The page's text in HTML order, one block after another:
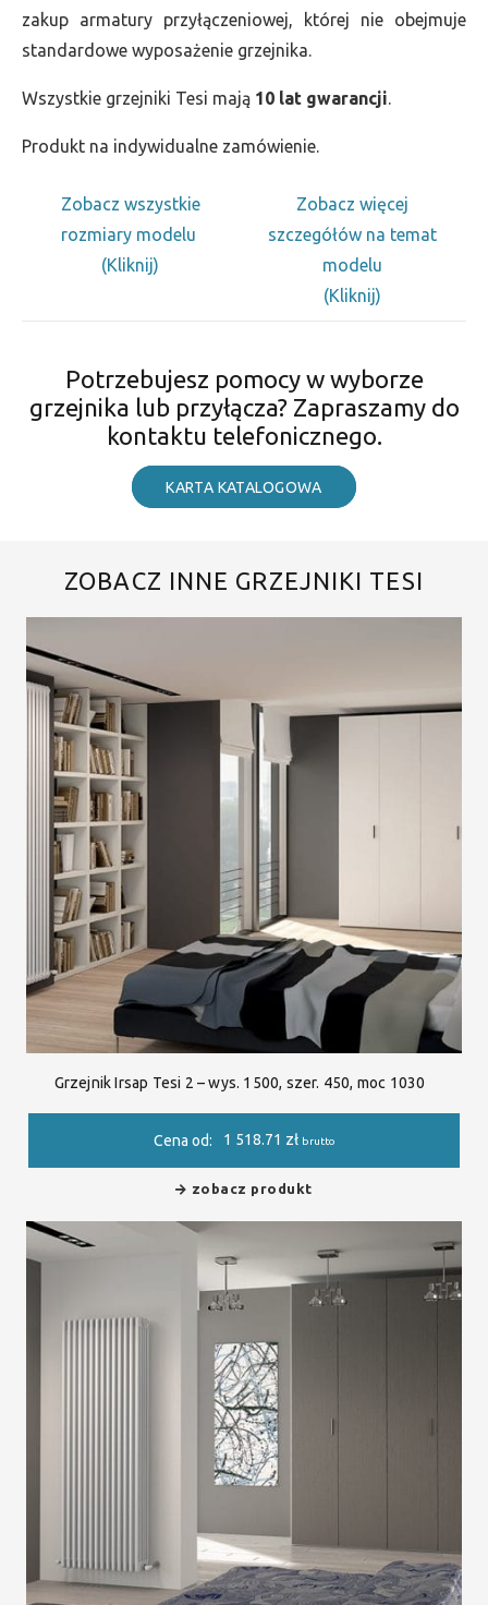
zakup armatury przyłączeniowej, której nie obejmuje
standardowe wyposażenie grzejnika.
Wszystkie grzejniki Tesi mają 10 lat gwarancji.
Produkt na indywidualne zamówienie.
Zobacz wszystkie
rozmiary modelu
(Kliknij)
Zobacz więcej
szczegółów na temat
modelu
(Kliknij)
Potrzebujesz pomocy w wyborze
grzejnika lub przyłącza? Zapraszamy do
kontaktu telefonicznego.
KARTA KATALOGOWA
ZOBACZ INNE GRZEJNIKI TESI
Grzejnik Irsap Tesi 2 – wys. 1500, szer. 450, moc 1030
Cena od: 1 518.71 zł brutto
zobacz produkt